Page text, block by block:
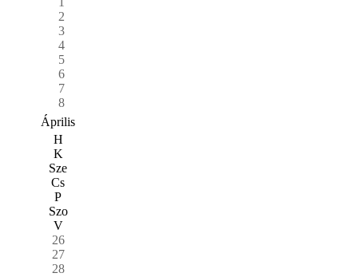
2
3
4
5
6
7
8
Április
H
K
Sze
Cs
P
Szo
V
26
27
28